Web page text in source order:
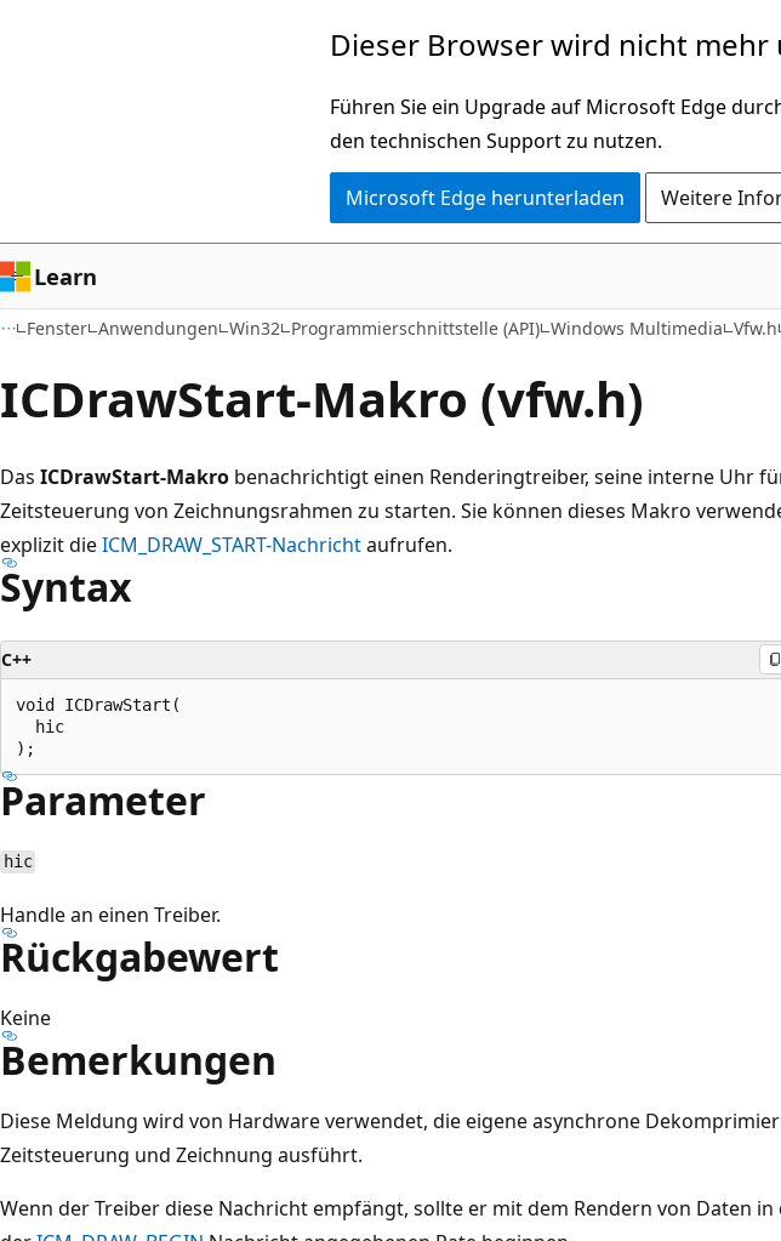
Dieser Browser wird nicht
Führen Sie ein Upgrade auf Microsoft Edge
den technischen Support zu nutzen.
Microsoft Edge herunterladen Weitere
Learn
Fenster Anwendungen Win32 Programmierschnittstelle (API) Windows Multimedia Vfw.h
ICDrawStart-Makro (vfw.h)
Das ICDrawStart-Makro benachrichtigt einen Renderingtreiber, seine interne Uhr
Zeitsteuerung von Zeichnungsrahmen zu starten. Sie können dieses Makro
explizit dieICM_DRAW_START-Nachrichtaufrufen.
Syntax
C++
void ICDrawStart(
  hic
Parameter
hic
Handle an einen Treiber.
Rückgabewert
Keine
Bemerkungen
Diese Meldung wird von Hardware verwendet, die eigene asynchrone
Zeitsteuerung und Zeichnung ausführt.
Wenn der Treiber diese Nachricht empfängt, sollte er mit dem Rendern von Daten